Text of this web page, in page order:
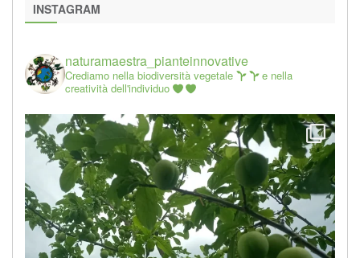
INSTAGRAM
naturamaestra_pianteinnovative
Crediamo nella biodiversità vegetale
e nella
creatività dell'individuo